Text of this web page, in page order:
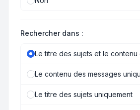
Rechercher dans :
Le titre des sujets et le contenu
Le contenu des messages
Le titre des sujets uniquement